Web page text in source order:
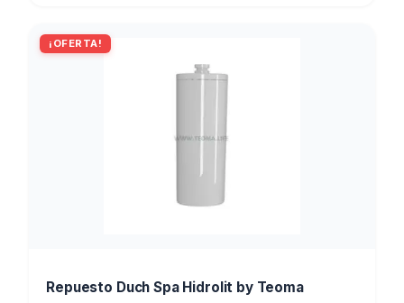
¡OFERTA!
Repuesto Duch Spa Hidrolit by Teoma